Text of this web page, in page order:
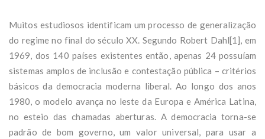
Muitos estudiosos identificam um processo de generalização
do regime no final do século XX. Segundo Robert Dahl[1], em
1969, dos 140 países existentes então, apenas 24 possuíam
sistemas amplos de inclusão e contestação pública – critérios
básicos da democracia moderna liberal. Ao longo dos anos
1980, o modelo avança no leste da Europa e América Latina,
no esteio das chamadas aberturas. A democracia torna-se
padrão de bom governo, um valor universal, para usar a